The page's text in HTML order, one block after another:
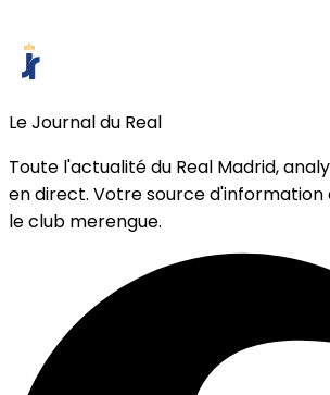
Le Journal du Real
Toute l'actualité du Real Madrid,
en direct. Votre source
le club merengue.